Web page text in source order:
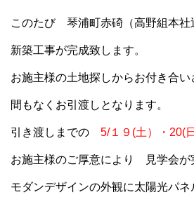
このたび 琴浦町赤碕（高野組本社
新築工事が完成致します。
お施主様の土地探しからお付き合い
間もなくお引渡しとなります。
引き渡しまでの 5/１９(土）・20(日
お施主様のご厚意により 見学会が
モダンデザインの外観に太陽光パネ